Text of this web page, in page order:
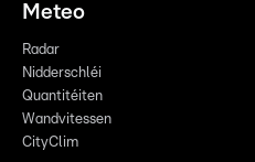
Meteo
Radar
Nidderschléi
Quantitéiten
Wandvitessen
CityClim